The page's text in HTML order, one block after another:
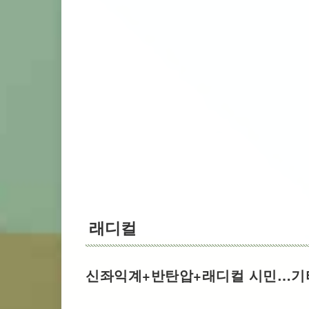
래디컬
신좌익계+반탄압+래디컬 시민…기